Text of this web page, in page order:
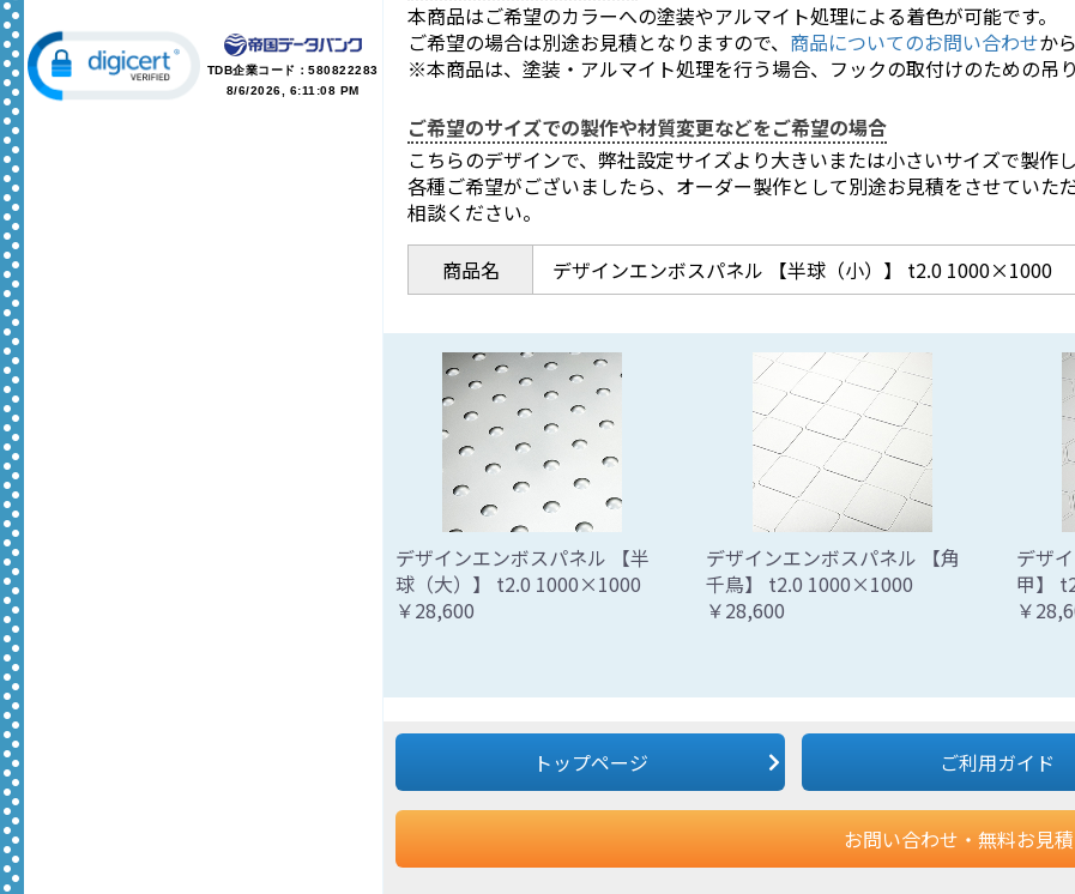
TDB企業コード：580822283
8/6/2026, 6:11:08 PM
本商品はご希望のカラーへの塗装やアルマイト処理による着色が可能です。
ご希望の場合は別途お見積となりますので、 商品についてのお問い合わせか
※本商品は、塗装・アルマイト処理を行う場合、フックの取付けのための吊
ご希望のサイズでの製作や材質変更などをご希望の場合
こちらのデザインで、弊社設定サイズより大きいまたは小さいサイズで製
各種ご希望がございましたら、オーダー製作として別途お見積をさせていただ
相談ください。
商品名
デザインエンボスパネル 【半球（小）】 t2.0 1000×1000
デザインエンボスパネル 【半
球（大）】 t2.0 1000×1000
￥28,600
デザインエンボスパネル 【角
千鳥】 t2.0 1000×1000
￥28,600
デザ
甲】
￥
トップページ ご利用ガイド
お問い合わせ・無料お見